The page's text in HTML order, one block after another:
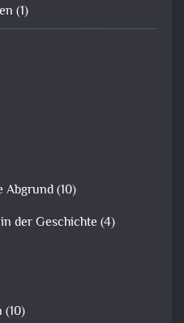
(1)
Abgrund(10)
der Geschichte (4)
(10)